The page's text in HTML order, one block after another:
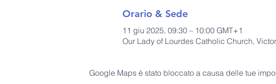
Orario & Sede
11 giu 2025, 09:30 – 10:00 GMT+1
Our Lady of Lourdes Catholic Church,
Google Maps è stato bloccato a causa delle tue